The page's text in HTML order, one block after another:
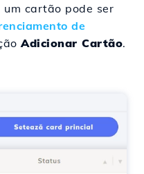
cartão pode ser
de
Adicionar Cartão.